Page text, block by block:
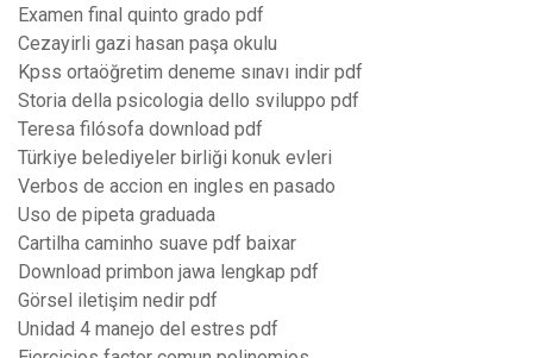
Examen final quinto grado pdf
Cezayirli gazi hasan paşa okulu
Kpss ortaöğretim deneme sınavı indir pdf
Storia della psicologia dello sviluppo pdf
Teresa filósofa download pdf
Türkiye belediyeler birliği konuk evleri
Verbos de accion en ingles en pasado
Uso de pipeta graduada
Cartilha caminho suave pdf baixar
Download primbon jawa lengkap pdf
Görsel iletişim nedir pdf
Unidad 4 manejo del estres pdf